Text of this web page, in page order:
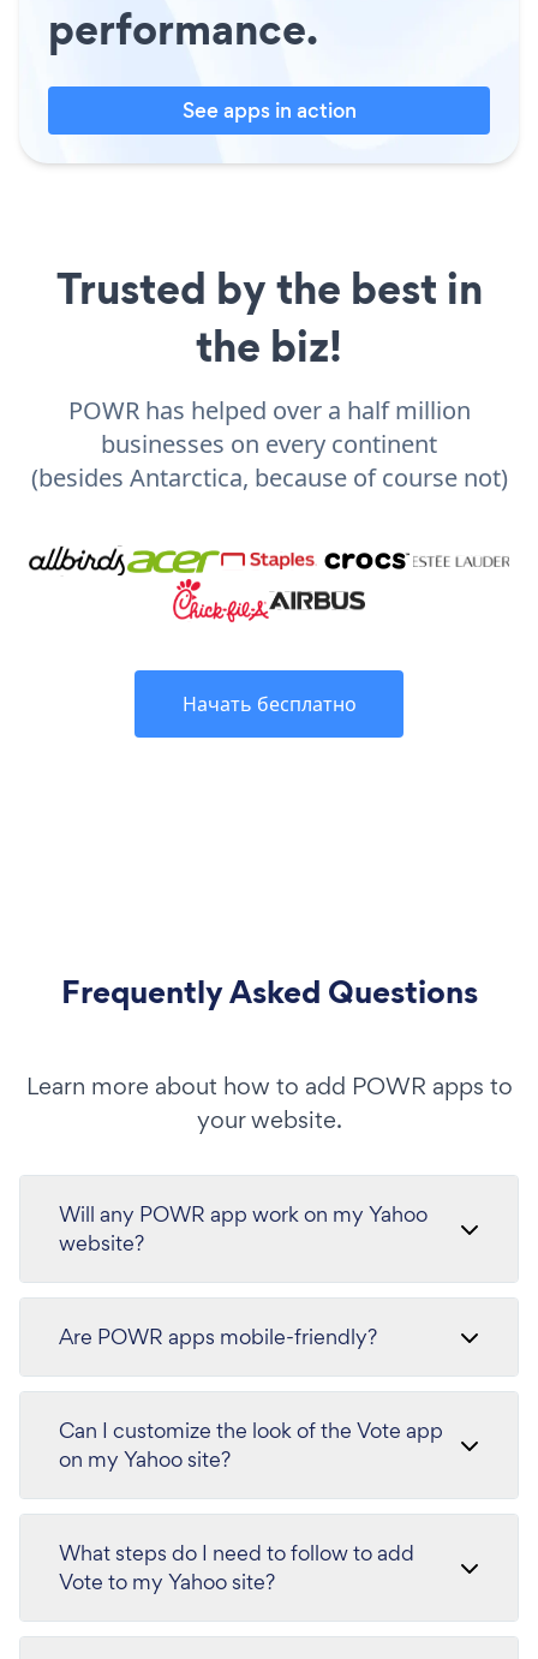
performance.
See apps in action
Trusted by the best in
the biz!
POWR has helped over a half million
businesses on every continent
(besides Antarctica, because of course not)
Начать бесплатно
Frequently Asked Questions
Learn more about how to add POWR apps to
your website.
Will any POWR app work on my Yahoo
website?
Are POWR apps mobile-friendly?
Can I customize the look of the Vote app
on my Yahoo site?
What steps do I need to follow to add
Vote to my Yahoo site?